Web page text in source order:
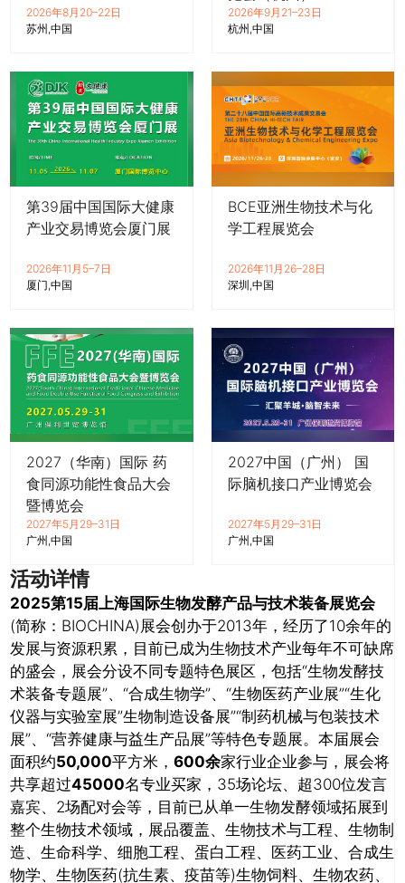
2026年8月20–22日
苏州 中国
2026年9月21–23日
杭州 中国
第39届中国国际大健康
产业交易博览会厦门展
2026年11月5–7日
厦门 中国
BCE亚洲生物技术与化
学工程展览会
2026年11月26–28日
深圳 中国
2027（华南）国际 药
食同源功能性食品大会
暨博览会
2027年5月29–31日
广州 中国
2027中国（广州） 国
际脑机接口产业博览会
2027年5月29–31日
广州 中国
活动详情
2025第15届上海国际生物发酵产品与技术装备展览会
(简称：BIOCHINA)展会创办于2013年，经历了10余年的
发展与资源积累，目前已成为生物技术产业每年不可缺席
的盛会，展会分设不同专题特色展区，包括“生物发酵技
术装备专题展”、“合成生物学”、“生物医药产业展”“生化
仪器与实验室展”生物制造设备展”“制药机械与包装技术
展”、“营养健康与益生产品展”等特色专题展。本届展会
面积约50,000平方米， 600余家行业企业参与，展会将
共享超过45000名专业买家，35场论坛、超300位发言
嘉宾、2场配对会等，目前已从单一生物发酵领域拓展到
整个生物技术领域，展品覆盖、生物技术与工程、生物制
造、生命科学、细胞工程、蛋白工程、医药工业、合成生
物学、生物医药(抗生素、疫苗等)生物饲料、生物农药、